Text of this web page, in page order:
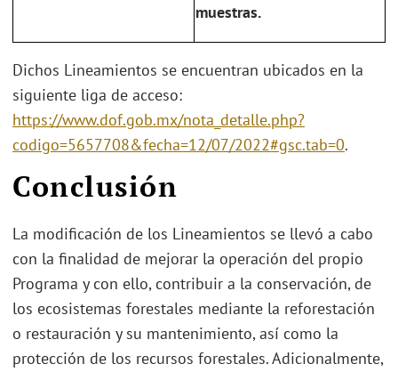
muestras.
Dichos Lineamientos se encuentran ubicados en la
siguiente liga de acceso:
https://www.dof.gob.mx/nota_detalle.php?
codigo=5657708&fecha=12/07/2022#gsc.tab=0.
Conclusión
La modificación de los Lineamientos se llevó a cabo
con la finalidad de mejorar la operación del propio
Programa y con ello, contribuir a la conservación, de
los ecosistemas forestales mediante la reforestación
o restauración y su mantenimiento, así como la
protección de los recursos forestales. Adicionalmente,